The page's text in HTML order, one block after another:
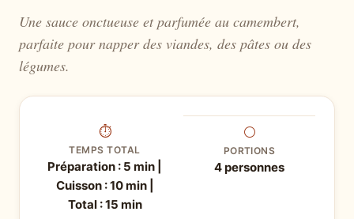
Une sauce onctueuse et parfumée au camembert,
parfaite pour napper des viandes, des pâtes ou des
légumes.
⏱
TEMPS TOTAL
Préparation : 5 min |
Cuisson : 10 min |
Total : 15 min
⚪
PORTIONS
4 personnes